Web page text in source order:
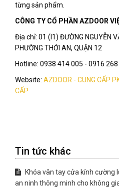
từng sản phẩm.
CÔNG TY CỔ PHẦN AZDOOR
Địa chỉ: 01 (I1) ĐƯỜNG NGUYỄN
PHƯỜNG THỚI AN, QUẬN 12
Hotline: 0938 414 005 - 0916 268
Website: AZDOOR - CUNG CẤP
CẤP
Tin tức khác
Khóa vân tay cửa kính cường
an ninh thông minh cho không